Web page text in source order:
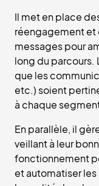
Il met en place
réengagement et
messages pour
long du parcours.
que les
etc.) soient
à chaque
En parallèle, il
veillant à leur
fonctionnement
et automatiser les